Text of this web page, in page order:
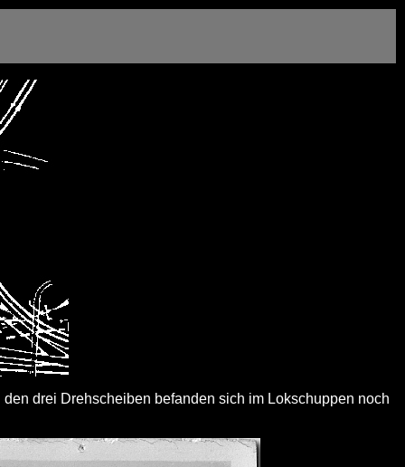
drei Drehscheiben befanden sich im Lokschuppen noch